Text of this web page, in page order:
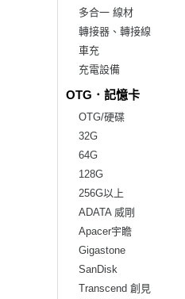
多合一 線材
轉接器、轉接線
車充
充電設備
OTG．記憶卡
OTG/硬碟
32G
64G
128G
256G以上
ADATA 威剛
Apacer宇瞻
Gigastone
SanDisk
Transcend 創見